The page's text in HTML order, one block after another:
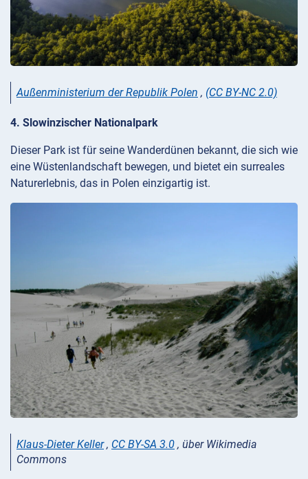
Außenministerium der Republik Polen , (CC BY-NC 2.0)
4. Slowinzischer Nationalpark
Dieser Park ist für seine Wanderdünen bekannt, die sich wie
eine Wüstenlandschaft bewegen, und bietet ein surreales
Naturerlebnis, das in Polen einzigartig ist.
Klaus-Dieter Keller, CC BY-SA 3.0 , über Wikimedia
Commons